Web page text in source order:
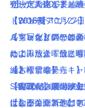
V】がフルCG長編
ドショーへ
【実写化】鋼の錬
は山田涼介！他に
カ、松雪泰子らキ
「銀魂」小栗旬が
になるキャストは
リーズ発売！！
【WOFF】10月27
ルファンタジーの
たよ！
【もうすぐ発売！
S4版の追加要素の
【スクエニ新作】
せした人達をまと
【2016夏アニソン
３・レガリアなど
めてみたよ！放送
【木曜日編】
【実写化】鋼の錬
は山田涼介！他に
売決定！生ピアノ
【2016夏アニソン
んちゅなどのアニ
たよ！放送曜日と
編】
【8/26Mステ出演
世】が公開2日で